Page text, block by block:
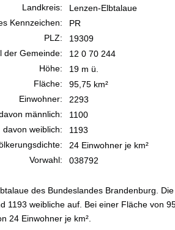
Landkreis:
Lenzen-Elbtalaue
Kennzeichen:
PR
PLZ:
19309
der Gemeinde:
12 0 70 244
Höhe:
19 m ü.
Fläche:
95,75 km²
Einwohner:
2293
männlich:
1100
davon weiblich:
1193
24 Einwohner je km²
Vorwahl:
038792
des Bundeslandes Brandenburg.
1193 weibliche auf. Bei einer Fläche von
24 Einwohner je km².